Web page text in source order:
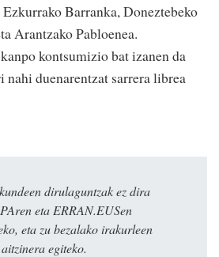
Barranka, Doneztebeko
Arantzako Pabloenea.
kontsumizio bat izanen da
nahi duenarentzat sarrera librea
dirulaguntzak ez dira
eta ERRAN.EUSen
eta zu bezalako irakurleen
egiteko.